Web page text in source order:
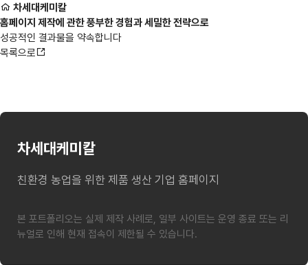
차세대케미칼
홈페이지 제작에 관한 풍부한 경험과 세밀한 전략으로
성공적인 결과물을 약속합니다
목록으로
차세대케미칼
친환경 농업을 위한 제품 생산 기업 홈페이지
본 포트폴리오는 실제 제작 사례로, 일부 사이트는 운영 종료 또는 리
뉴얼로 인해 현재 접속이 제한될 수 있습니다.